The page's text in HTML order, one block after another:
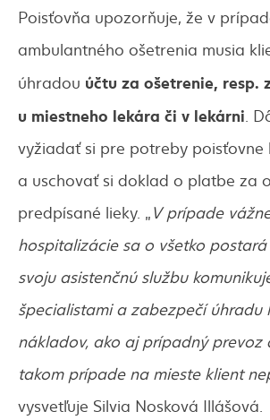
Poisťovňa upozorňuje, že v
ambulantného ošetrenia musia
úhradou účtu za ošetrenie, resp.
u miestneho lekára či v lekárni.
vyžiadať si pre potreby poisťovne
a uschovať si doklad o platbe za
predpísané lieky. „V prípade
hospitalizácie sao všetko postará
svoju asistenčnú službu
špecialistami a zabezpečí úhradu
nákladov, ako aj prípadný prevoz
takom prípade na mieste klient
vysvetľuje Silvia Nosková Illášová.